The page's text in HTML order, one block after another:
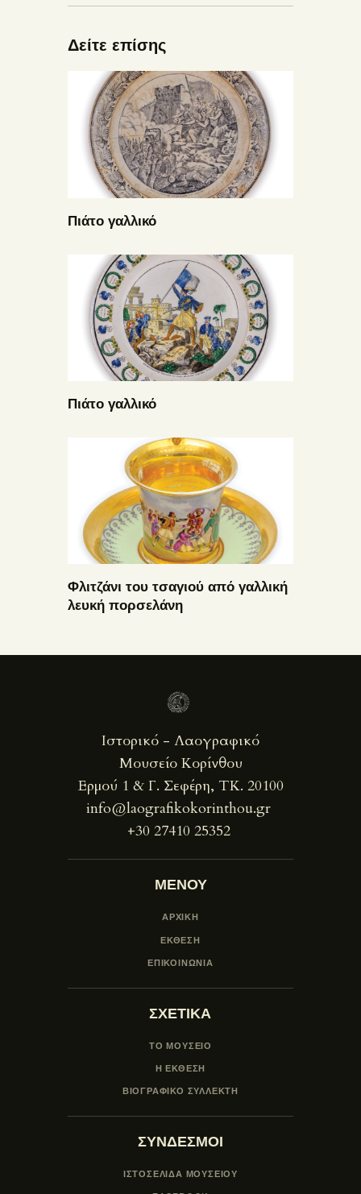
Δείτε επίσης
Πιάτο γαλλικό
Πιάτο γαλλικό
Φλιτζάνι του τσαγιού από γαλλική
λευκή πορσελάνη
Ιστορικό - Λαογραφικό
Μουσείο Κορίνθου
Ερμού 1 & Γ. Σεφέρη, ΤΚ. 20100
info@laografikokorinthou.gr
+30 27410 25352
ΜΕΝΟΥ
ΑΡΧΙΚΗ
ΕΚΘΕΣΗ
ΕΠΙΚΟΙΝΩΝΙΑ
ΣΧΕΤΙΚΑ
ΤΟ ΜΟΥΣΕΙΟ
Η ΕΚΘΕΣΗ
ΒΙΟΓΡΑΦΙΚΟ ΣΥΛΛΕΚΤΗ
ΣΥΝΔΕΣΜΟΙ
ΙΣΤΟΣΕΛΙΔΑ ΜΟΥΣΕΊΟΥ